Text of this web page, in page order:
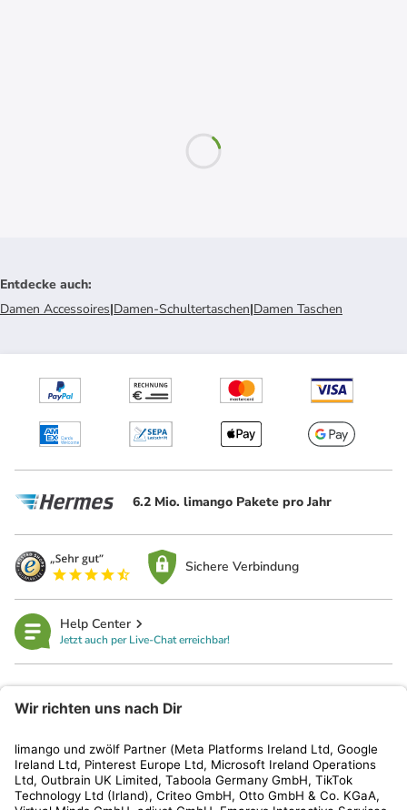
Entdecke auch:
Damen Accessoires|Damen-Schultertaschen|Damen Taschen
6.2 Mio. limango Pakete pro Jahr
Sichere Verbindung
Help Center
Jetzt auch per Live-Chat erreichbar!
Kundenservice